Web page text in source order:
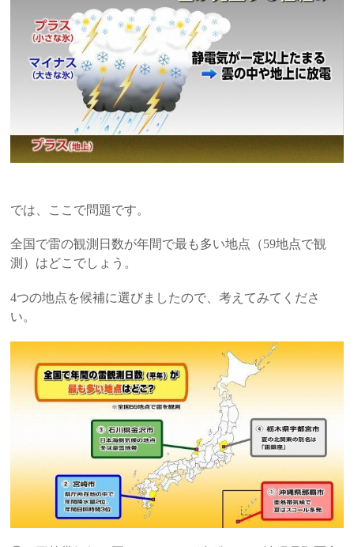
では、ここで問題です。
全国で雷の観測日数が年間で最も多い地点（59地点で観
測）はどこでしょう。
4つの地点を候補に選びましたので、考えてみてくださ
い。